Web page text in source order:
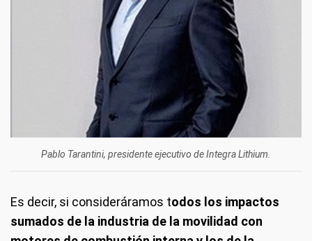
Pablo Tarantini, presidente ejecutivo de Integra Lithium.
Es decir, si consideráramos todos los impactos
sumados de la industria de la movilidad con